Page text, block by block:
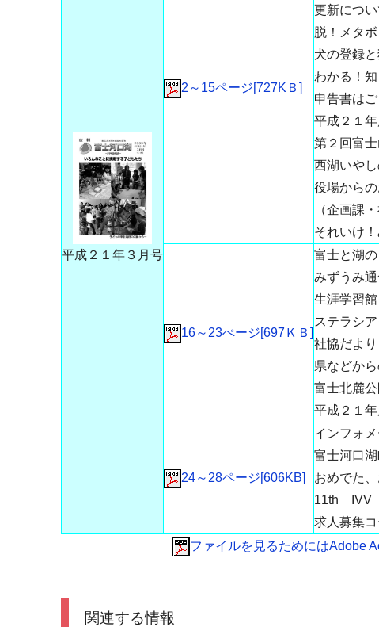
平成２１年３月号
2～15ページ[727KＢ]
更新につい
脱！メタ
犬の登録
わかる！
申告書は
平成２１
第２回富
西湖いや
役場から
（企画課
それいけ
16～23ぺージ[697ＫＢ]
富士と湖
みずうみ
生涯学習
ステラシ
社協だより
県などか
富士北麓
平成２１
24～28ページ[606KB]
インフォ
富士河口
おめでた
11th IVV
求人募集
ファイルを見るためにはAdobe
関連する情報